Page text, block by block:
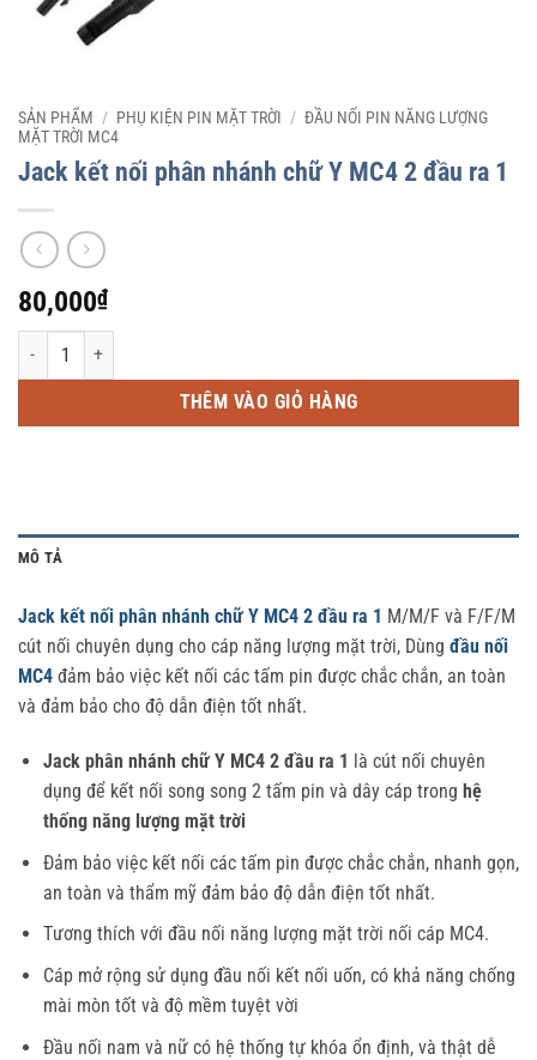
SẢN PHẨM / PHỤ KIỆN PIN MẶT TRỜI / ĐẦU NỐI PIN NĂNG LƯỢNG
MẶT TRỜI MC4
Jack kết nối phân nhánh chữ Y MC4 2 đầu ra 1
80,000₫
Jack kết nối phân nhánh chữ Y MC4 2 đầu ra 1 số lượng
THÊM VÀO GIỎ HÀNG
MÔ TẢ
Jack kết nối phân nhánh chữ Y MC4 2 đầu ra 1 M/M/F và F/F/M
cút nối chuyên dụng cho cáp năng lượng mặt trời, Dùng đầu nối
MC4 đảm bảo việc kết nối các tấm pin được chắc chắn, an toàn
và đảm bảo cho độ dẫn điện tốt nhất.
Jack phân nhánh chữ Y MC4 2 đầu ra 1
là cút nối chuyên
dụng để kết nối song song 2 tấm pin và dây cáp trong hệ
thống năng lượng mặt trời
Đảm bảo việc kết nối các tấm pin được chắc chắn, nhanh gọn,
an toàn và thẩm mỹ đảm bảo độ dẫn điện tốt nhất.
Tương thích với đầu nối năng lượng mặt trời nối cáp MC4.
Cáp mở rộng sử dụng đầu nối kết nối uốn, có khả năng chống
mài mòn tốt và độ mềm tuyệt vời
Đầu nối nam và nữ có hệ thống tự khóa ổn định, và thật dễ